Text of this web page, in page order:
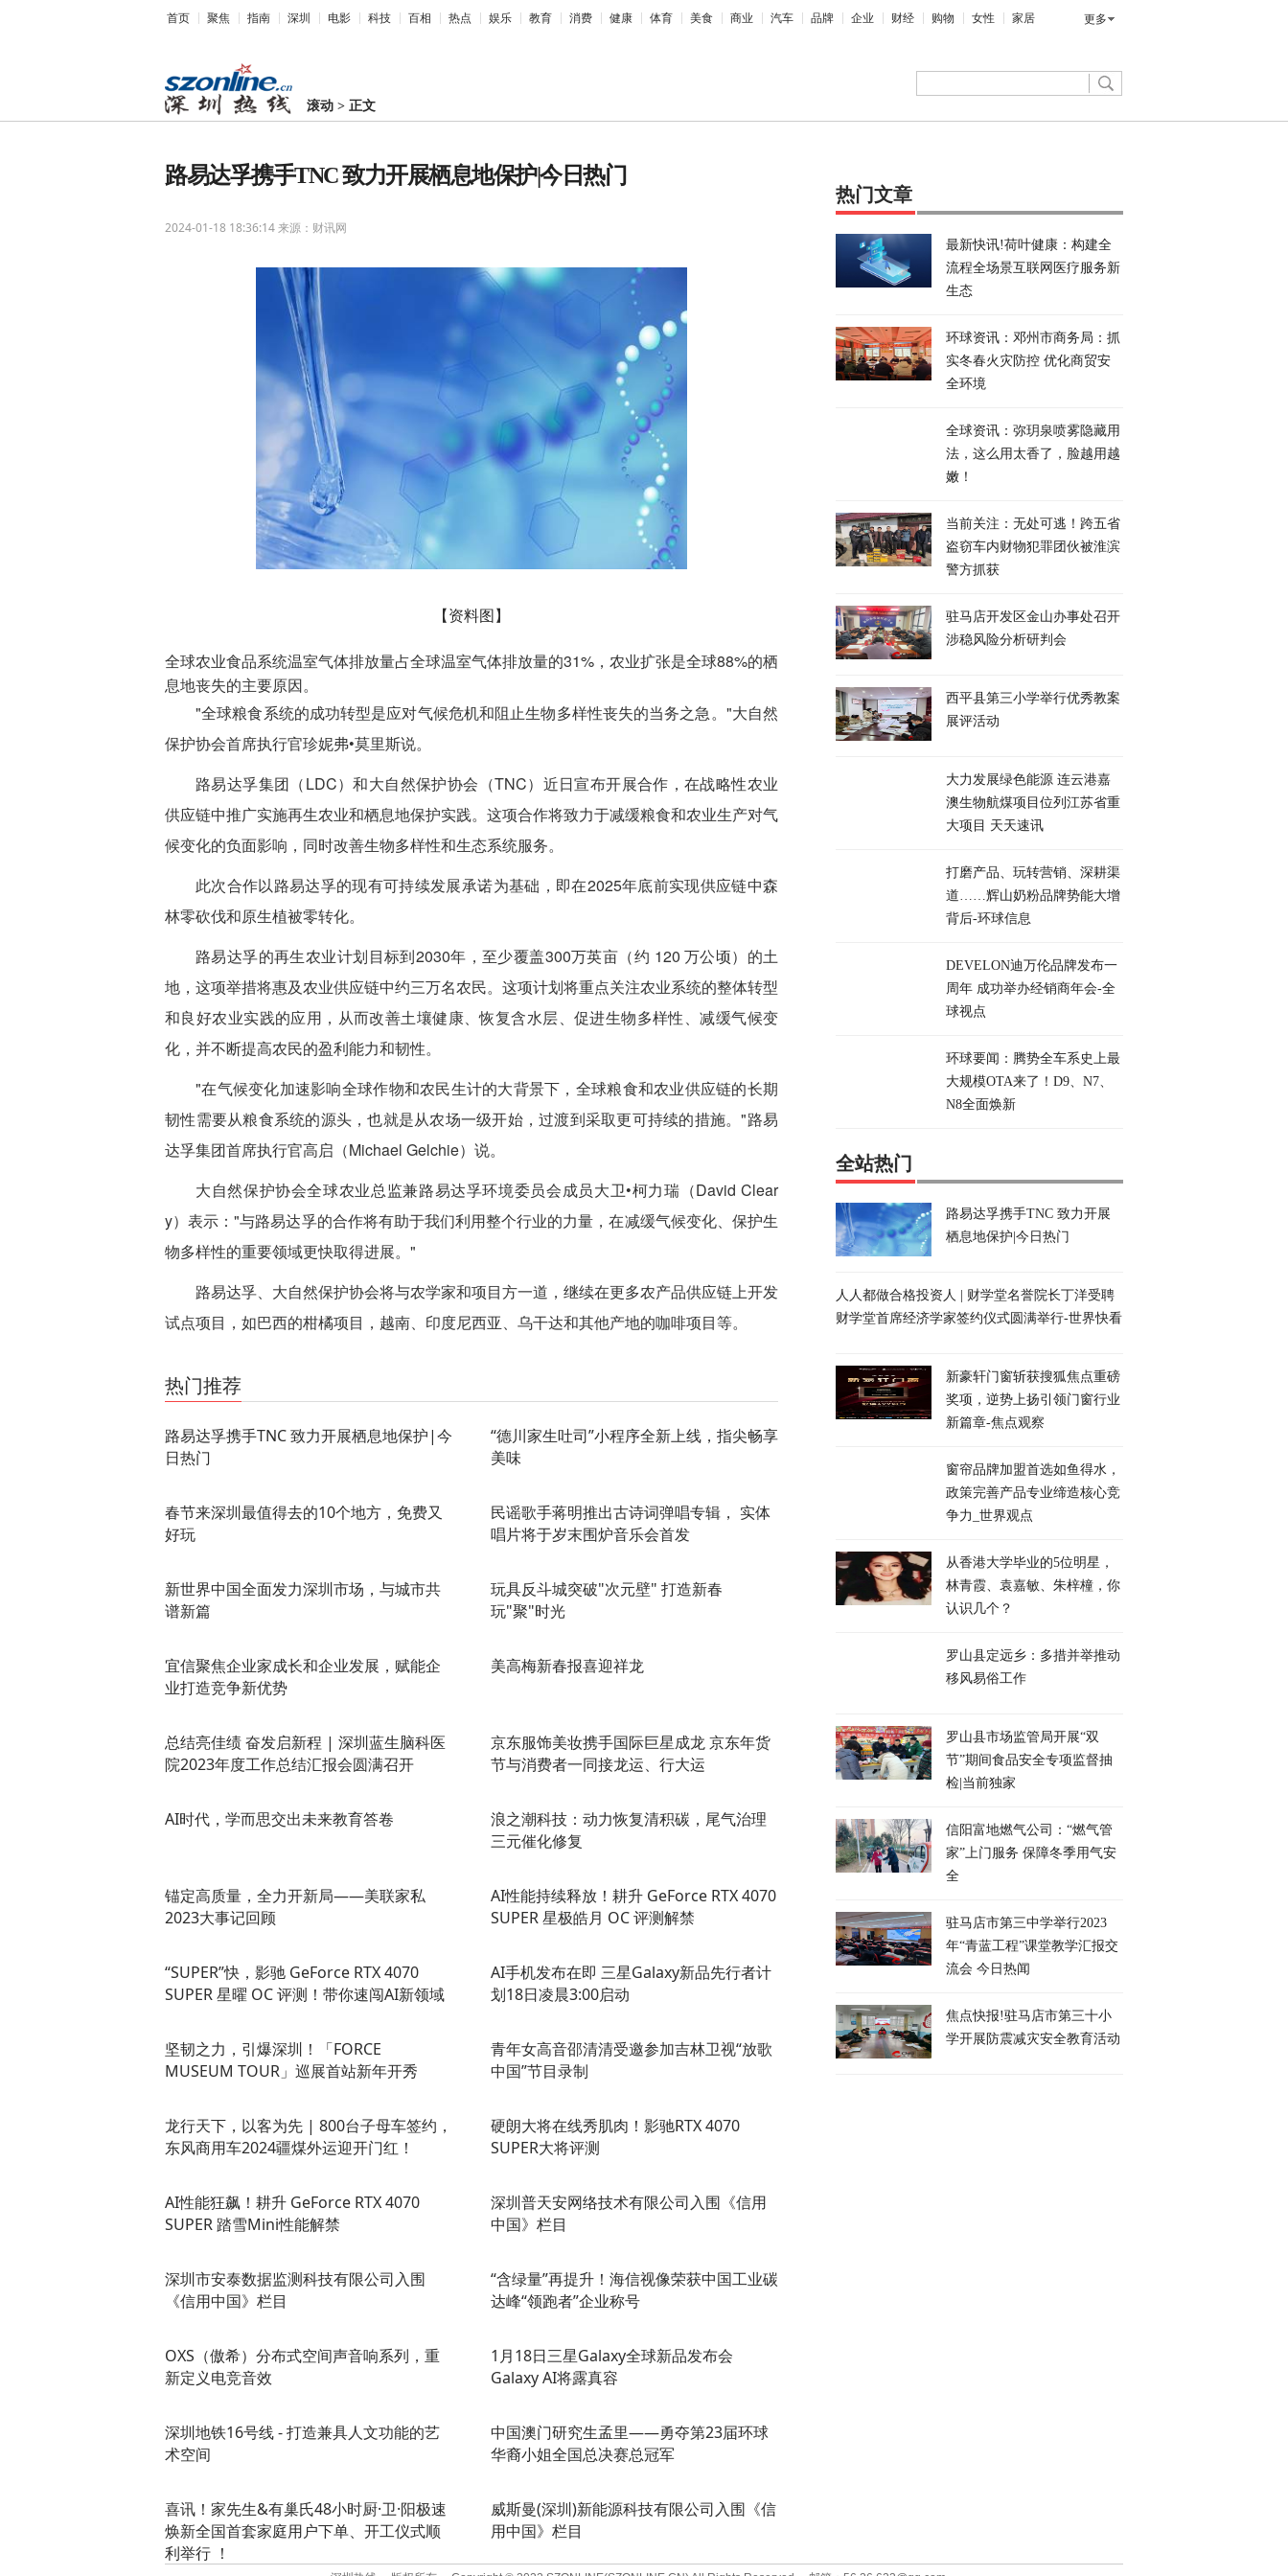
首页 聚焦 指南 深圳 电影 科技 百相 热点 娱乐 教育 消费 健康 体育 美食 商业 汽车 品牌 企业 财经 购物 女性 家居 更多
滚动 >正文
路易达孚携手TNC 致力开展栖息地保护|今日热门
2024-01-18 18:36:14来源：财讯网
【资料图】
全球农业食品系统温室气体排放量占全球温室气体排放量的31%，农业扩张是全球88%的栖
息地丧失的主要原因。
"全球粮食系统的成功转型是应对气候危机和阻止生物多样性丧失的当务之急。"大自然
保护协会首席执行官珍妮弗•莫里斯说。
路易达孚集团（LDC）和大自然保护协会（TNC）近日宣布开展合作，在战略性农业
供应链中推广实施再生农业和栖息地保护实践。这项合作将致力于减缓粮食和农业生产对气
候变化的负面影响，同时改善生物多样性和生态系统服务。
此次合作以路易达孚的现有可持续发展承诺为基础，即在2025年底前实现供应链中森
林零砍伐和原生植被零转化。
路易达孚的再生农业计划目标到2030年，至少覆盖300万英亩（约 120 万公顷）的土
地，这项举措将惠及农业供应链中约三万名农民。这项计划将重点关注农业系统的整体转型
和良好农业实践的应用，从而改善土壤健康、恢复含水层、促进生物多样性、减缓气候变
化，并不断提高农民的盈利能力和韧性。
"在气候变化加速影响全球作物和农民生计的大背景下，全球粮食和农业供应链的长期
韧性需要从粮食系统的源头，也就是从农场一级开始，过渡到采取更可持续的措施。"路易
达孚集团首席执行官高启（Michael Gelchie）说。
大自然保护协会全球农业总监兼路易达孚环境委员会成员大卫•柯力瑞（David Clear
y）表示："与路易达孚的合作将有助于我们利用整个行业的力量，在减缓气候变化、保护生
物多样性的重要领域更快取得进展。"
路易达孚、大自然保护协会将与农学家和项目方一道，继续在更多农产品供应链上开发
试点项目，如巴西的柑橘项目，越南、印度尼西亚、乌干达和其他产地的咖啡项目等。
热门推荐
路易达孚携手TNC 致力开展栖息地保护|今
日热门
“德川家生吐司”小程序全新上线，指尖畅享
美味
春节来深圳最值得去的10个地方，免费又
好玩
民谣歌手蒋明推出古诗词弹唱专辑， 实体
唱片将于岁末围炉音乐会首发
新世界中国全面发力深圳市场，与城市共
谱新篇
玩具反斗城突破"次元壁" 打造新春
玩"聚"时光
宜信聚焦企业家成长和企业发展，赋能企
业打造竞争新优势
美高梅新春报喜迎祥龙
总结亮佳绩 奋发启新程 | 深圳蓝生脑科医
院2023年度工作总结汇报会圆满召开
京东服饰美妆携手国际巨星成龙 京东年货
节与消费者一同接龙运、行大运
AI时代，学而思交出未来教育答卷
浪之潮科技：动力恢复清积碳，尾气治理
三元催化修复
锚定高质量，全力开新局——美联家私
2023大事记回顾
AI性能持续释放！耕升 GeForce RTX 4070
SUPER 星极皓月 OC 评测解禁
“SUPER”快，影驰 GeForce RTX 4070
SUPER 星曜 OC 评测！带你速闯AI新领域
AI手机发布在即 三星Galaxy新品先行者计
划18日凌晨3:00启动
坚韧之力，引爆深圳！「FORCE
MUSEUM TOUR」巡展首站新年开秀
青年女高音邵清清受邀参加吉林卫视“放歌
中国”节目录制
龙行天下，以客为先 | 800台子母车签约，
东风商用车2024疆煤外运迎开门红！
硬朗大将在线秀肌肉！影驰RTX 4070
SUPER大将评测
AI性能狂飙！耕升 GeForce RTX 4070
SUPER 踏雪Mini性能解禁
深圳普天安网络技术有限公司入围《信用
中国》栏目
深圳市安泰数据监测科技有限公司入围
《信用中国》栏目
“含绿量”再提升！海信视像荣获中国工业碳
达峰“领跑者”企业称号
OXS（傲希）分布式空间声音响系列，重
新定义电竞音效
1月18日三星Galaxy全球新品发布会
Galaxy AI将露真容
深圳地铁16号线 - 打造兼具人文功能的艺
术空间
中国澳门研究生孟里——勇夺第23届环球
华裔小姐全国总决赛总冠军
喜讯！家先生&有巢氏48小时厨·卫·阳极速
焕新全国首套家庭用户下单、开工仪式顺
利举行 ！
威斯曼(深圳)新能源科技有限公司入围《信
用中国》栏目
热门文章
最新快讯!荷叶健康：构建全
流程全场景互联网医疗服务新
生态
环球资讯：邓州市商务局：抓
实冬春火灾防控 优化商贸安
全环境
全球资讯：弥玥泉喷雾隐藏用
法，这么用太香了，脸越用越
嫩！
当前关注：无处可逃！跨五省
盗窃车内财物犯罪团伙被淮滨
警方抓获
驻马店开发区金山办事处召开
涉稳风险分析研判会
​西平县第三小学举行优秀教案
展评活动
大力发展绿色能源 连云港嘉
澳生物航煤项目位列江苏省重
大项目 天天速讯
打磨产品、玩转营销、深耕渠
道……辉山奶粉品牌势能大增
背后-环球信息
DEVELON迪万伦品牌发布一
周年 成功举办经销商年会-全
球视点
环球要闻：腾势全车系史上最
大规模OTA来了！D9、N7、
N8全面焕新
全站热门
路易达孚携手TNC 致力开展
栖息地保护|今日热门
人人都做合格投资人 | 财学堂名誉院长丁洋受聘
财学堂首席经济学家签约仪式圆满举行-世界快看
新豪轩门窗斩获搜狐焦点重磅
奖项，逆势上扬引领门窗行业
新篇章-焦点观察
窗帘品牌加盟首选如鱼得水，
政策完善产品专业缔造核心竞
争力_世界观点
从香港大学毕业的5位明星，
林青霞、袁嘉敏、朱梓橦，你
认识几个？
罗山县定远乡：多措并举推动
移风易俗工作
罗山县市场监管局开展“双
节”期间食品安全专项监督抽
检|当前独家
信阳富地燃气公司：“燃气管
家”上门服务 保障冬季用气安
全
驻马店市第三中学举行2023
年“青蓝工程”课堂教学汇报交
流会 今日热闻
焦点快报!驻马店市第三十小
学开展防震减灾安全教育活动